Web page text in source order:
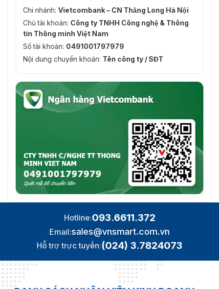
Chi nhánh: Vietcombank – CN Thăng Long Hà Nội
Chủ tài khoản: Công ty TNHH Công nghệ & Thông
tin Thông minh Việt Nam
Số tài khoản: 0491001797979
Nội dung chuyển khoản: Tên công ty / SĐT
Hotline:093.6611.372
Email:sales@vnsmart.com.vn
Hỗ trợ trực tuyến:(024) 3.7824073